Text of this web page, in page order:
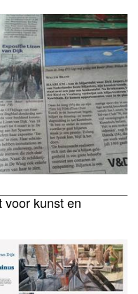
voor kunst en